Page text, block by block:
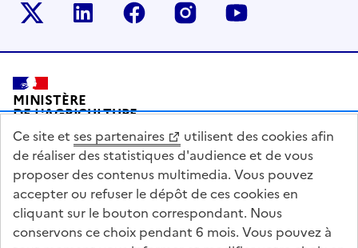
Le ministère sur Twitter
Le ministère sur LinkedIn
Le ministère sur Facebook
Le ministère sur
Pied de page
MINISTÈRE
DE L'AGRICULTURE
DE L'AGRO-ALIMENTAIRE
ET DE LA SOUVERAINETÉ
ALIMENTAIRE
legifrance.gouv.fr
info.gouv.fr
Ce site et ses partenaires
utilisent des cookies afin
de réaliser des statistiques d'audience et de vous
proposer des contenus multimedia. Vous pouvez
accepter ou refuser le dépôt de ces cookies en
cliquant sur le bouton correspondant. Nous
conservons ce choix pendant 6 mois. Vous pouvez à